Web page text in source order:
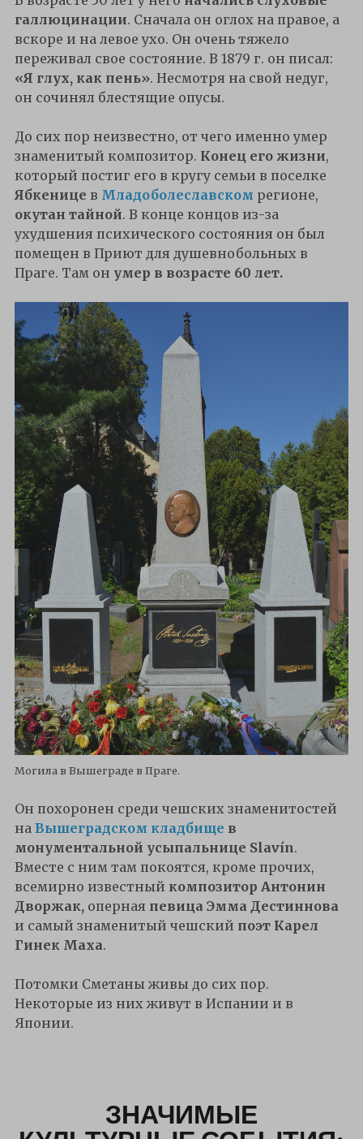
галлюцинации. Сначала он оглох на правое, а
вскоре и на левое ухо. Он очень тяжело
переживал свое состояние. В 1879 г. он писал:
«Я глух, как пень». Несмотря на свой недуг,
он сочинял блестящие опусы.
До сих пор неизвестно, от чего именно умер
знаменитый композитор. Конец его жизни,
который постиг его в кругу семьи в поселке
Ябкенице в Младоболеславском регионе,
окутан тайной. В конце концов из-за
ухудшения психического состояния он был
помещен в Приют для душевнобольных в
Праге. Там он умер в возрасте 60 лет.
Могила в Вышеграде в Праге.
Он похоронен среди чешских знаменитостей
на Вышеградском кладбище в
монументальной усыпальнице Slavín.
Вместе с ним там покоятся, кроме прочих,
всемирно известный композитор Антонин
Дворжак, оперная певица Эмма Дестиннова
и самый знаменитый чешский поэт Карел
Гинек Маха.
Потомки Сметаны живы до сих пор.
Некоторые из них живут в Испании и в
Японии.
ЗНАЧИМЫЕ